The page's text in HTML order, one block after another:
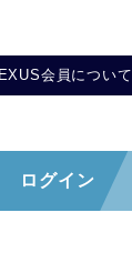
会員について
ログイン